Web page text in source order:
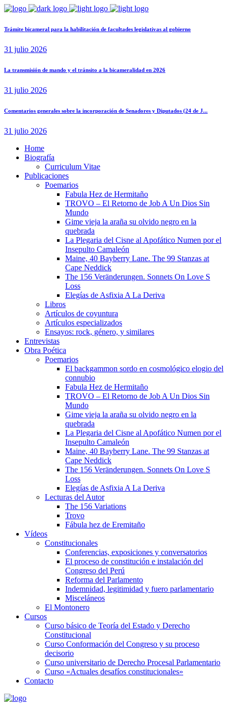
Trámite bicameral para la habilitación de facultades legislativas al gobierno
31 julio 2026
La transmisión de mando y el tránsito a la bicameralidad en 2026
31 julio 2026
Comentarios generales sobre la incorporación de Senadores y Diputados (24 de J...
31 julio 2026
Home
Biografía
Curriculum Vitae​
Publicaciones
Poemarios
Fabula Hez de Hermitaño
TROVO – El Retorno de Job A Un Dios Sin
Mundo
Gime vieja la araña su olvido negro en la
quebrada
La Plegaria del Cisne al Apofático Numen por el
Insepulto Camaleón
Maine, 40 Bayberry Lane. The 99 Stanzas at
Cape Neddick
The 156 Veränderungen. Sonnets On Love S
Loss
Elegías de Asfixia A La Deriva
Libros
Artículos de coyuntura
Artículos especializados
Ensayos: rock, género, y similares
Entrevistas
Obra Poética
Poemarios
El backgammon sordo en cosmológico elogio del
connubio
Fabula Hez de Hermitaño
TROVO – El Retorno de Job A Un Dios Sin
Mundo
Gime vieja la araña su olvido negro en la
quebrada
La Plegaria del Cisne al Apofático Numen por el
Insepulto Camaleón
Maine, 40 Bayberry Lane. The 99 Stanzas at
Cape Neddick
The 156 Veränderungen. Sonnets On Love S
Loss
Elegías de Asfixia A La Deriva
Lecturas del Autor
The 156 Variations
Trovo
Fábula hez de Eremitaño
Vídeos
Constitucionales
Conferencias, exposiciones y conversatorios
El proceso de constitución e instalación del
Congreso del Perú
Reforma del Parlamento
Indemnidad, legitimidad y fuero parlamentario
Misceláneos
El Montonero
Cursos
Curso básico de Teoría del Estado y Derecho
Constitucional
Curso Conformación del Congreso y su proceso
decisorio
Curso universitario de Derecho Procesal Parlamentario
Curso «Actuales desafíos constitucionales»
Contacto